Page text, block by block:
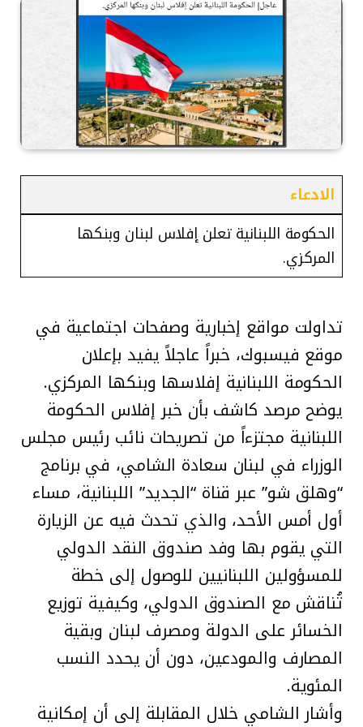
الادعاء
الحكومة اللبنانية تعلن إفلاس لبنان وبنكها
المركزي.
تداولت مواقع إخبارية وصفحات اجتماعية في
موقع فيسبوك، خبراً عاجلاً يفيد بإعلان
الحكومة اللبنانية إفلاسها وبنكها المركزي.
يوضح مرصد كاشف بأن خبر إفلاس الحكومة
اللبنانية مجتزءاً من تصريحات نائب رئيس مجلس
الوزراء في لبنان سعادة الشامي، في برنامج
“وهلق شو” عبر قناة “الجديد” اللبنانية، مساء
أول أمس الأحد، والذي تحدث فيه عن الزيارة
التي يقوم بها وفد صندوق النقد الدولي
للمسؤولين اللبنانيين للوصول إلى خطة
تُناقش مع الصندوق الدولي، وكيفية توزيع
الخسائر على الدولة ومصرف لبنان وبقية
المصارف والمودعين، دون أن يحدد النسب
المئوية.
وأشار الشامي خلال المقابلة إلى أن إمكانية